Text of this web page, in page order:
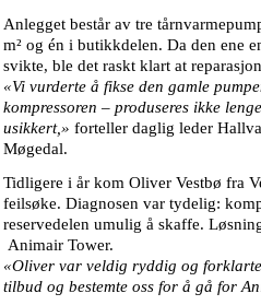
Anlegget består av tre
m² og én i butikkdelen. Da den ene
svikte, ble det raskt klart at
«Vi vurderte å fikse den gamle
kompressoren – produseres ikke
usikkert,» forteller daglig leder
Møgedal.
Tidligere i år kom Oliver Vestbø fra
feilsøke. Diagnosen var tydelig:
reservedelen umulig å skaffe.
Animair Tower.
«Oliver var veldig ryddig og
tilbud og bestemte oss for å gå for